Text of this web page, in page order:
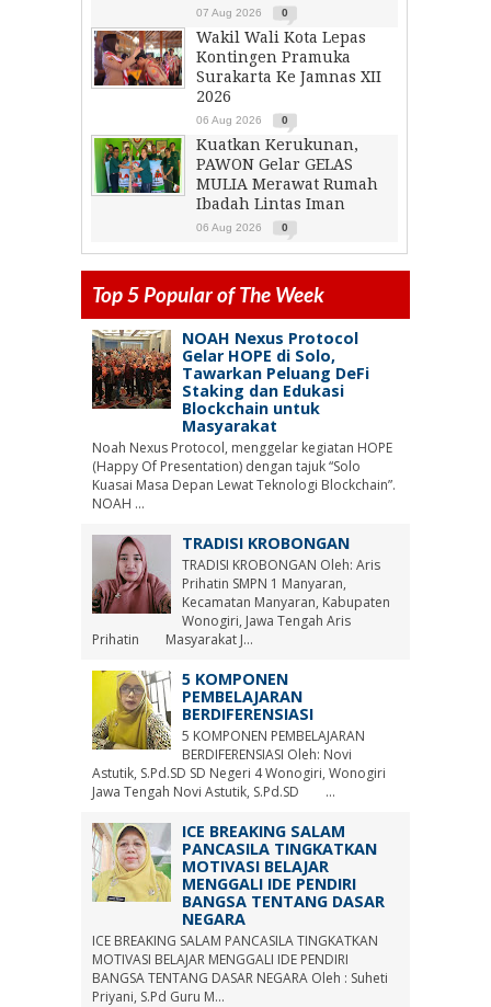
07 Aug 2026 0
Wakil Wali Kota Lepas
Kontingen Pramuka
Surakarta Ke Jamnas XII
2026
06 Aug 2026 0
Kuatkan Kerukunan,
PAWON Gelar GELAS
MULIA Merawat Rumah
Ibadah Lintas Iman
06 Aug 2026 0
Top 5 Popular of The Week
NOAH Nexus Protocol
Gelar HOPE di Solo,
Tawarkan Peluang DeFi
Staking dan Edukasi
Blockchain untuk
Masyarakat
Noah Nexus Protocol, menggelar kegiatan HOPE
(Happy Of Presentation) dengan tajuk “Solo
Kuasai Masa Depan Lewat Teknologi Blockchain”.
NOAH ...
TRADISI KROBONGAN
TRADISI KROBONGAN Oleh: Aris
Prihatin SMPN 1 Manyaran,
Kecamatan Manyaran, Kabupaten
Wonogiri, Jawa Tengah Aris
Prihatin Masyarakat J...
5 KOMPONEN
PEMBELAJARAN
BERDIFERENSIASI
5 KOMPONEN PEMBELAJARAN
BERDIFERENSIASI Oleh: Novi
Astutik, S.Pd.SD SD Negeri 4 Wonogiri, Wonogiri
Jawa Tengah Novi Astutik, S.Pd.SD ...
ICE BREAKING SALAM
PANCASILA TINGKATKAN
MOTIVASI BELAJAR
MENGGALI IDE PENDIRI
BANGSA TENTANG DASAR
NEGARA
ICE BREAKING SALAM PANCASILA TINGKATKAN
MOTIVASI BELAJAR MENGGALI IDE PENDIRI
BANGSA TENTANG DASAR NEGARA Oleh : Suheti
Priyani, S.Pd Guru M...